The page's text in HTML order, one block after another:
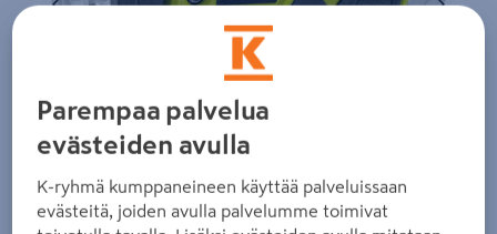
Parempaa palvelua
evästeiden avulla
K-ryhmä kumppaneineen käyttää palveluissaan
evästeitä, joiden avulla palvelumme toimivat